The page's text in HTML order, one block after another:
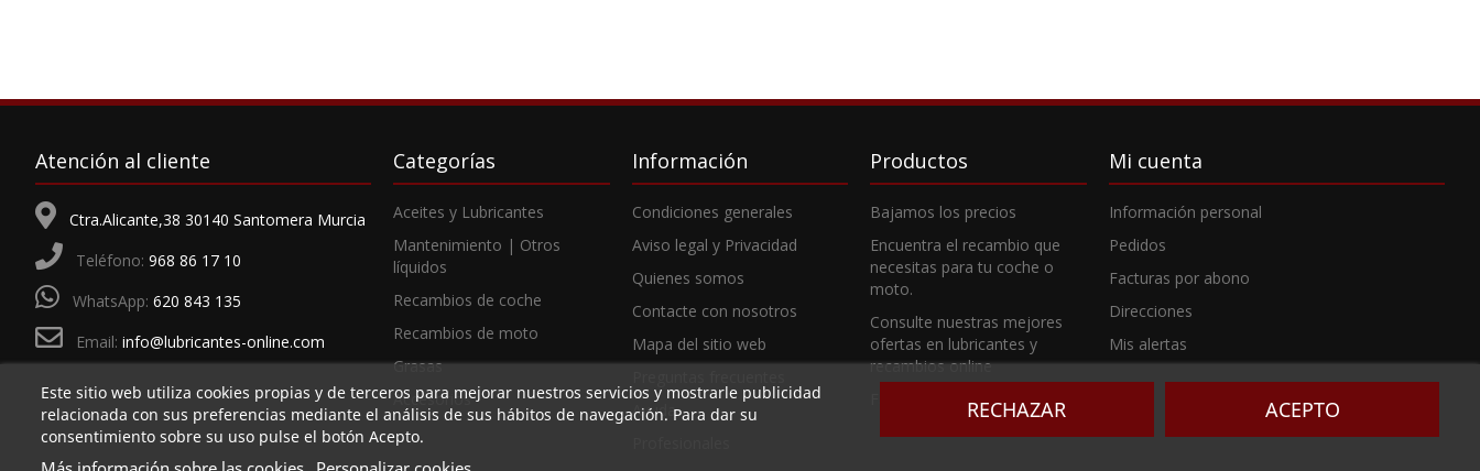
Atención al cliente
Ctra.Alicante,38 30140 Santomera Murcia
Teléfono: 968 86 17 10
WhatsApp: 620 843 135
Email: info@lubricantes-online.com
Categorías
Aceites y Lubricantes
Mantenimiento | Otros
líquidos
Recambios de coche
Recambios de moto
Grasas
Accesorios
Información
Condiciones generales
Aviso legal y Privacidad
Quienes somos
Contacte con nosotros
Mapa del sitio web
Ayuda
Productos
Bajamos los precios
Encuentra el recambio que
necesitas para tu coche o
moto.
Consulte nuestras mejores
ofertas en lubricantes y
recambios online
Mi cuenta
Información personal
Pedidos
Facturas por abono
Direcciones
Mis alertas
Este sitio web utiliza cookies propias y de terceros para mejorar nuestros servicios y mostrarle publicidad
relacionada con sus preferencias mediante el análisis de sus hábitos de navegación. Para dar su
consentimiento sobre su uso pulse el botón Acepto.
RECHAZAR ACEPTO